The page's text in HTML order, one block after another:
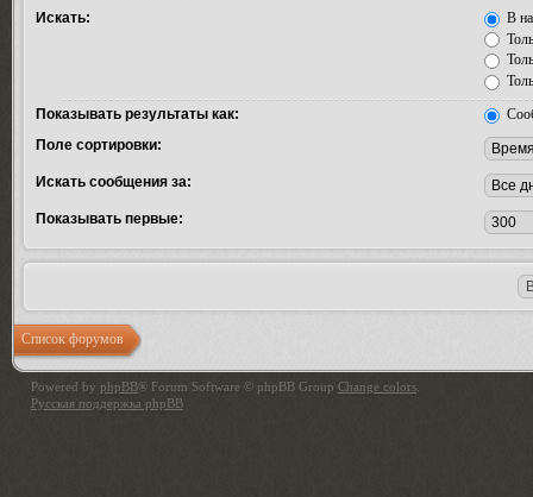
Искать:
В
Показывать результаты как:
Поле сортировки:
Искать сообщения за:
Показывать первые:
Список форумов
Powered by phpBB® Forum Software © phpBB Group Change colors
Русская поддержка phpBB